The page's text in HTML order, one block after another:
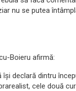
nu se putea
Boieru afirmă:
declară dintru
cele două